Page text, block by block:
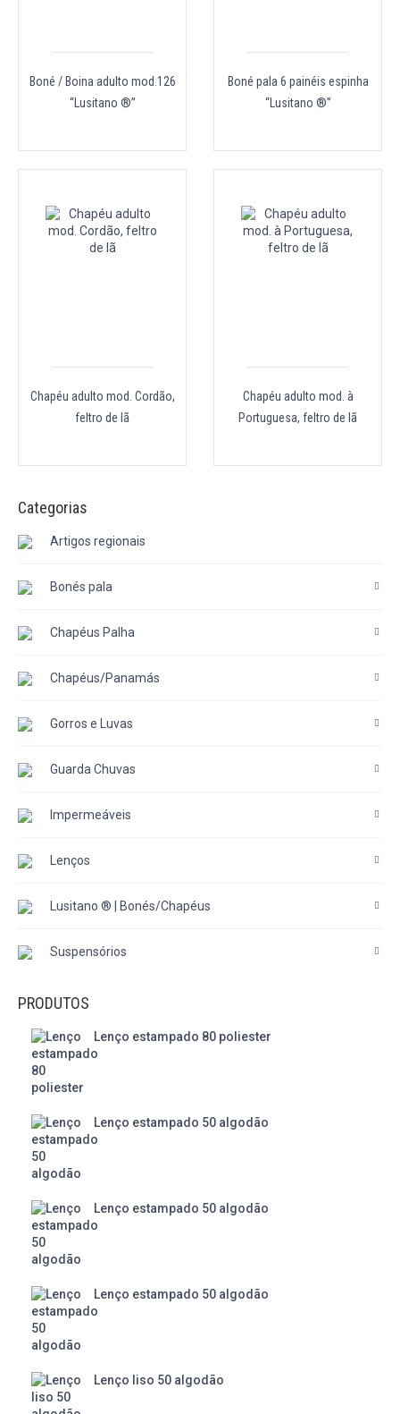
Boné / Boina adulto mod.126
“Lusitano ®”
Boné pala 6 painéis espinha
“Lusitano ®”
Chapéu adulto mod. Cordão,
feltro de lã
Chapéu adulto mod. à
Portuguesa, feltro de lã
Categorias
Artigos regionais
Bonés pala
Chapéus Palha
Chapéus/Panamás
Gorros e Luvas
Guarda Chuvas
Impermeáveis
Lenços
Lusitano ® | Bonés/Chapéus
Suspensórios
PRODUTOS
Lenço estampado 80 poliester
Lenço estampado 50 algodão
Lenço estampado 50 algodão
Lenço estampado 50 algodão
Lenço liso 50 algodão